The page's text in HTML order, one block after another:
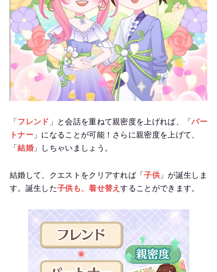
「 フレンド 」と会話を重ねて親密度を上げれば、「パー
トナー」になることが可能！さらに親密度を上げて、
「結婚」しちゃいましょう。
結婚して、クエストをクリアすれば「子供 」が誕生しま
す。誕生した子供も、着せ替えすることができます。